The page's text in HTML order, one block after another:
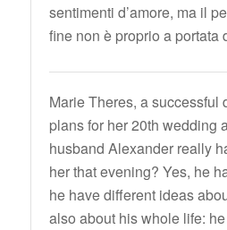
sentimenti d’amore, ma il
fine non è proprio a portata
Marie Theres, a successful
plans for her 20th wedding
husband Alexander really
her that evening? Yes, he
he have different ideas
also about his whole life: